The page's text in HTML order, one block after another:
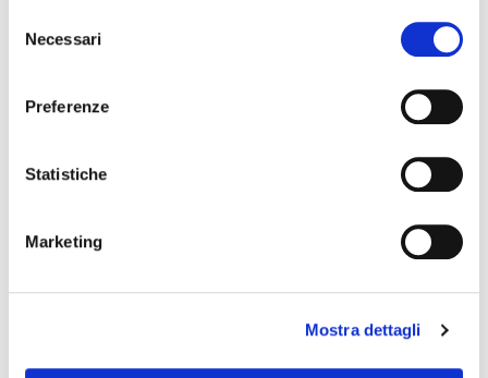
delNecessari
Preferenze
Statistiche
Marketing
Mostra dettagli
Stagione Concertistica – Odhecaton – Palazzo
Schifanoia